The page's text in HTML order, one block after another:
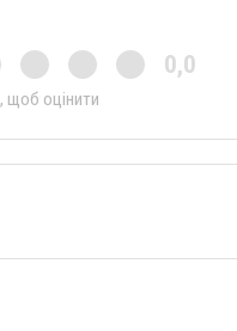
0,0
, щоб оцінити